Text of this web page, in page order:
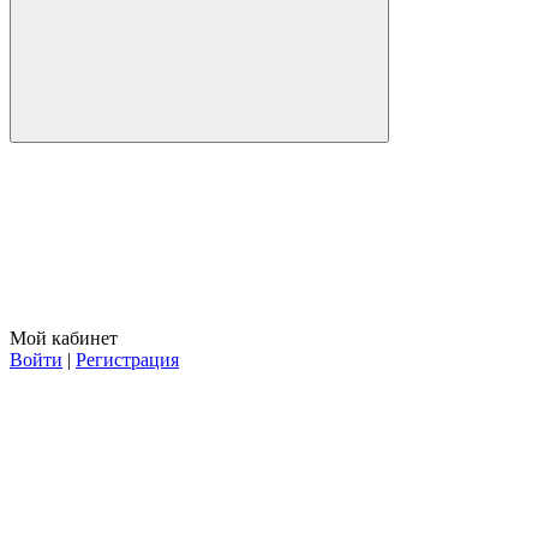
Мой кабинет
Войти | Регистрация